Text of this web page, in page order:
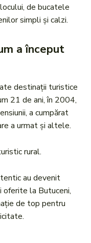
de bucatele
simpli și calzi.
a început
destinații turistice
21 de ani, în 2004,
a cumpărat
a urmat și altele.
rural.
au devenit
la Butuceni,
de top pentru